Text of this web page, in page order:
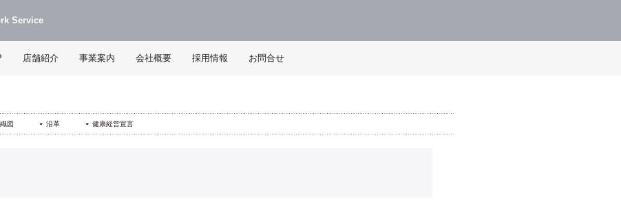
Service
店舗紹介 事業案内 会社概要 採用情報 お問合せ
図 沿革 健康経営宣言